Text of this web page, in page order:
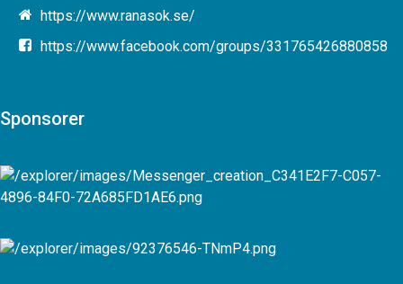
https://www.ranasok.se/
https://www.facebook.com/groups/331765426880858
Sponsorer